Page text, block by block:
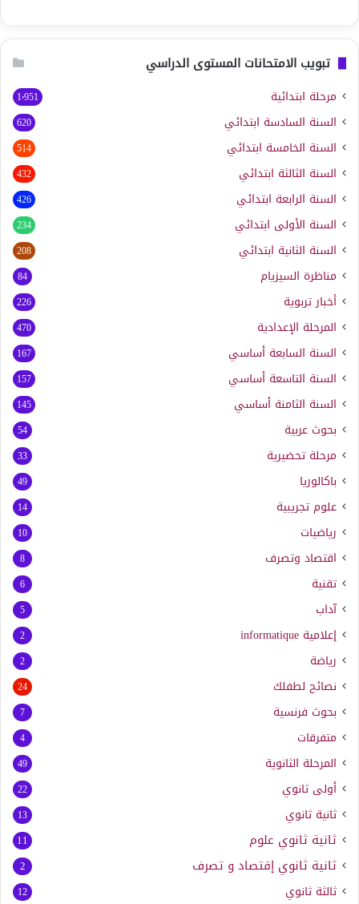
تبويب الامتحانات المستوى الدراسي
مرحلة ابتدائية 1٬951
السنة السادسة ابتدائي 620
السنة الخامسة ابتدائي 514
السنة الثالثة ابتدائي 432
السنة الرابعة ابتدائي 426
السنة الأولى ابتدائي 234
السنة الثانية ابتدائي 208
مناظرة السيزيام 84
أخبار تربوية 226
المرحلة الإعدادية 470
السنة السابعة أساسي 167
السنة التاسعة أساسي 157
السنة الثامنة أساسي 145
بحوث عربية 54
مرحلة تحضيرية 33
باكالوريا 49
علوم تجريبية 14
رياضيات 10
اقتصاد وتصرف 8
تقنية 6
آداب 5
إعلامية informatique
2
رياضة 2
نصائح لطفلك 24
بحوث فرنسية 7
متفرقات 4
المرحلة الثانوية 49
أولى ثانوي 22
ثانية ثانوي 13
ثانية ثانوي علوم 11
ثانية ثانوي إقتصاد و تصرف 2
ثالثة ثانوي 12